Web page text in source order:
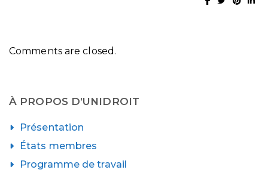
Comments are closed.
À PROPOS D’UNIDROIT
Présentation
États membres
Programme de travail